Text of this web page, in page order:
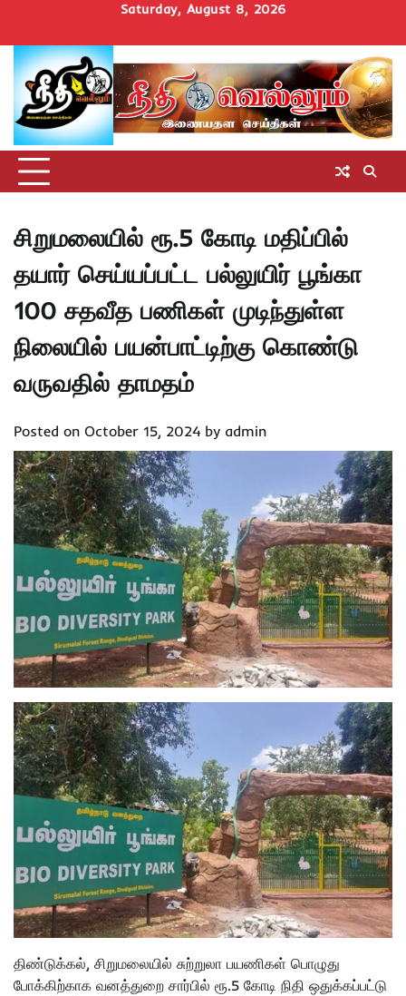
content
Saturday, August 8, 2026
Homeசெய்திகள்
தமிழ்நாடுமாவட்டச்செய்திகள்
அரசியல்ஆன்மிகம்
சட்டம்
அறிவோம்
சினிமாUncategorized
சிறுமலையில் ரூ.5 கோடி மதிப்பில்
தயார் செய்யப்பட்ட பல்லுயிர் பூங்கா
100 சதவீத பணிகள் முடிந்துள்ள
நிலையில் பயன்பாட்டிற்கு கொண்டு
வருவதில் தாமதம்
Posted on October 15, 2024 by admin
திண்டுக்கல், சிறுமலையில் சுற்றுலா பயணிகள் பொழுது
போக்கிற்காக வனத்துறை சார்பில் ரூ.5 கோடி நிதி ஒதுக்கப்பட்டு